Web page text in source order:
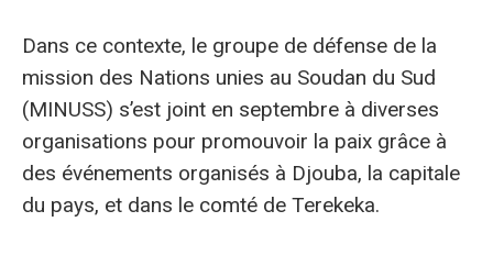
Dans ce contexte, le groupe de défense de la
mission des Nations unies au Soudan du Sud
(MINUSS) s’est joint en septembre à diverses
organisations pour promouvoir la paix grâce à
des événements organisés à Djouba, la capitale
du pays, et dans le comté de Terekeka.